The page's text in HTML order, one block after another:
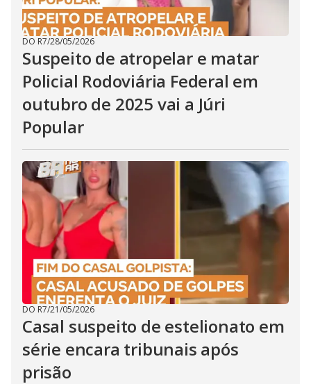
DO R7/28/05/2026
Suspeito de atropelar e matar
Policial Rodoviária Federal em
outubro de 2025 vai a Júri
Popular
DO R7/21/05/2026
Casal suspeito de estelionato em
série encara tribunais após
prisão